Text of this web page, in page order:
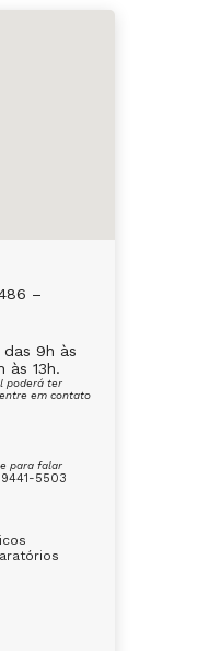
–
9h às
às 13h.
poderá ter
em contato
para falar
5503